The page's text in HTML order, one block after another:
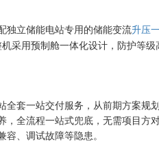
独立储能电站专用的储能变流升压
采用预制舱一体化设计，防护等
全套一站交付服务，从前期方案规
全流程一站式兜底，无需项目方
、调试故障等隐患。